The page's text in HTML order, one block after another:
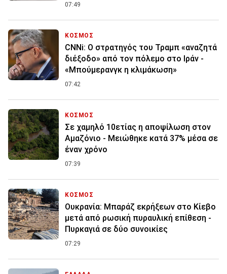
07:49
ΚΟΣΜΟΣ
CNNi: Ο στρατηγός του Τραμπ «αναζητά
διέξοδο» από τον πόλεμο στο Ιράν -
«Μπούμερανγκ η κλιμάκωση»
07:42
ΚΟΣΜΟΣ
Σε χαμηλό 10ετίας η αποψίλωση στον
Αμαζόνιο - Μειώθηκε κατά 37% μέσα σε
έναν χρόνο
07:39
ΚΟΣΜΟΣ
Ουκρανία: Μπαράζ εκρήξεων στο Κίεβο
μετά από ρωσική πυραυλική επίθεση -
Πυρκαγιά σε δύο συνοικίες
07:29